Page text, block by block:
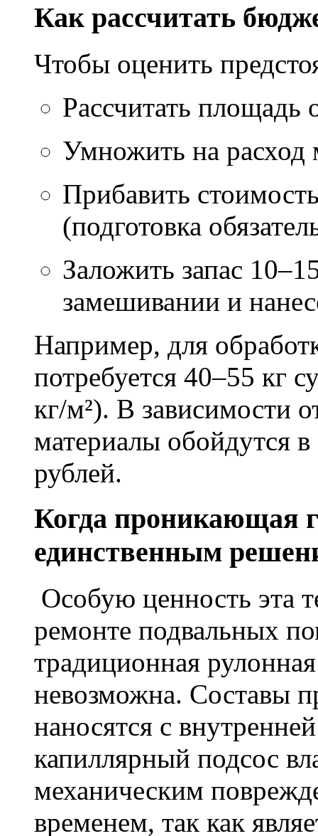
Как рассчитать
Чтобы оценить
Рассчитать площадь
Умножить на расход
Прибавить
(подготовка
Заложить запас
замешивании и
Например, для
потребуется 40–55 кг
кг/м²). В зависимости
материалы обойдутся
рублей.
Когда проникающая
единственным
Особую ценность эта
ремонте подвальных
традиционная
невозможна. Составы
наносятся с
капиллярный подсос
механическим
временем, так как